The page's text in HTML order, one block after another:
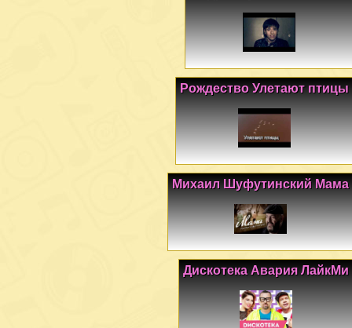
Рождество Улетают птицы
Михаил Шуфутинский Мама
Дискотека Авария ЛайкМи